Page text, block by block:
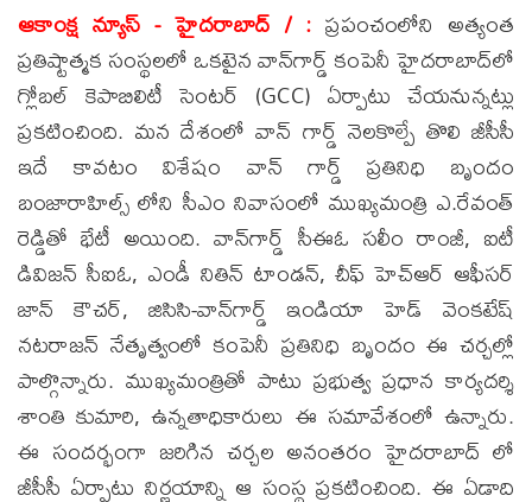
ఆకాంక్ష న్యూస్ - హైదరాబాద్ / : ప్రపంచంలోని అత్యంత
ప్రతిష్టాత్మక సంస్థలలో ఒకటైన వాన్‌గార్డ్ కంపెనీ హైదరాబాద్‌లో
గ్లోబల్ కెపాబిలిటీ సెంటర్ (GCC) ఏర్పాటు చేయనున్నట్లు
ప్రకటించింది. మన దేశంలో వాన్ గార్డ్ నెలకొల్పే తొలి జీసీసీ
ఇదే కావటం విశేషం వాన్ గార్డ్ ప్రతినిధి బృందం
బంజారాహిల్స్ లోని సీఎం నివాసంలో ముఖ్యమంత్రి ఎ.రేవంత్
రెడ్డితో భేటీ అయింది. వాన్‌గార్డ్ సీఈఓ సలీం రాంజీ, ఐటీ
డివిజన్ సీఐఓ, ఎండీ నితిన్ టాండన్, చీఫ్ హెచ్ఆర్ ఆఫీసర్
జాన్ కౌచర్, జిసిసి-వాన్‌గార్డ్ ఇండియా హెడ్ వెంకటేష్
నటరాజన్ నేతృత్వంలో కంపెనీ ప్రతినిధి బృందం ఈ చర్చల్లో
పాల్గొన్నారు. ముఖ్యమంత్రితో పాటు ప్రభుత్వ ప్రధాన కార్యదర్శి
శాంతి కుమారి, ఉన్నతాధికారులు ఈ సమావేశంలో ఉన్నారు.
ఈ సందర్భంగా జరిగిన చర్చల అనంతరం హైదరాబాద్ లో
జీసీసీ ఏర్పాటు నిర్ణయాన్ని ఆ సంస్థ ప్రకటించింది. ఈ ఏడాది